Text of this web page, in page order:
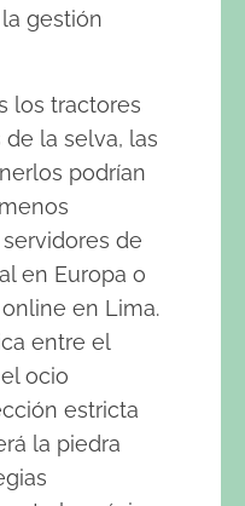
gestión
los tractores
la selva, las
podrían
de
en Europa o
en Lima.
entre el
ocio
estricta
la piedra